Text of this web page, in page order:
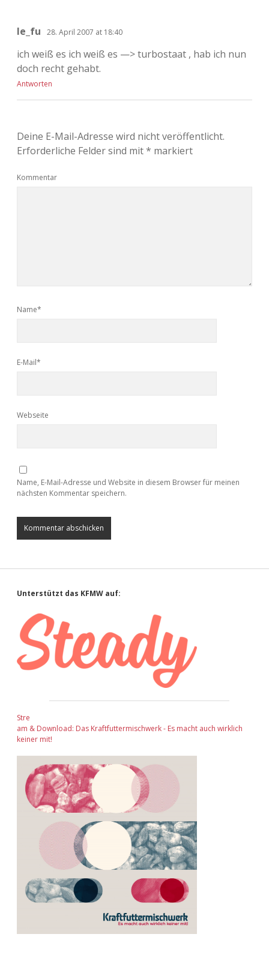
le_fu 28. April 2007 at 18:40
ich weiß es ich weiß es —> turbostaat , hab ich nun
doch recht gehabt.
Antworten
Deine E-Mail-Adresse wird nicht veröffentlicht.
Erforderliche Felder sind mit* markiert
Kommentar
Name*
E-Mail*
Webseite
Name, E-Mail-Adresse und Website in diesem Browser für meinen
nächsten Kommentar speichern.
Sidebar
Unterstützt das KFMW auf:
Stre
am & Download: Das Kraftfuttermischwerk - Es macht auch wirklich
keiner mit!